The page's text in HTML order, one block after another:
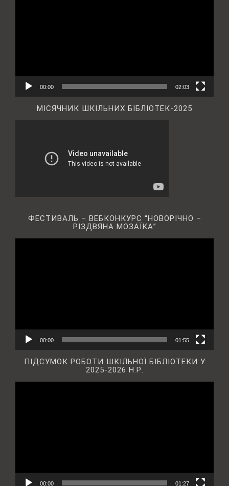
00:00 02:03
МІСЯЧНИК ШКІЛЬНИХ БІБЛІОТЕК-2025
ФЕСТИВАЛЬ – ВЕБКОНКУРС “НОВОРІЧНО –
РІЗДВЯНА МОЗАЇКА”
00:00 01:55
ПІДСУМОК РОБОТИ ШКІЛЬНОЇ БІБЛІОТЕКИ У
2025-2026 Н.Р.
00:00 01:27